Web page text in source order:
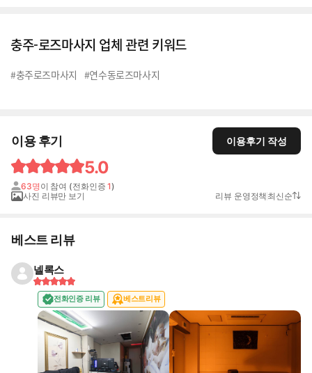
충주-로즈마사지 업체 관련 키워드
#충주로즈마사지 #연수동로즈마사지
이용 후기 이용후기 작성
5.0
63명 이 참여 (전화인증1)
사진 리뷰만 보기
리뷰 운영정책 최신순
베스트 리뷰
넬록스
전화인증 리뷰 베스트리뷰